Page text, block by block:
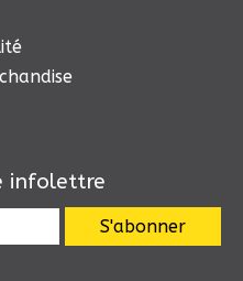
infolettre
S'abonner